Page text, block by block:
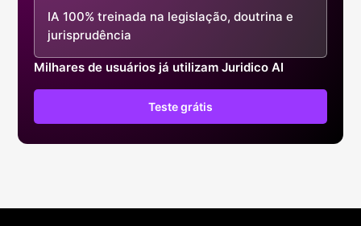
IA 100% treinada na legislação, doutrina e
jurisprudência
Milhares de usuários já utilizam Juridico AI
Teste grátis